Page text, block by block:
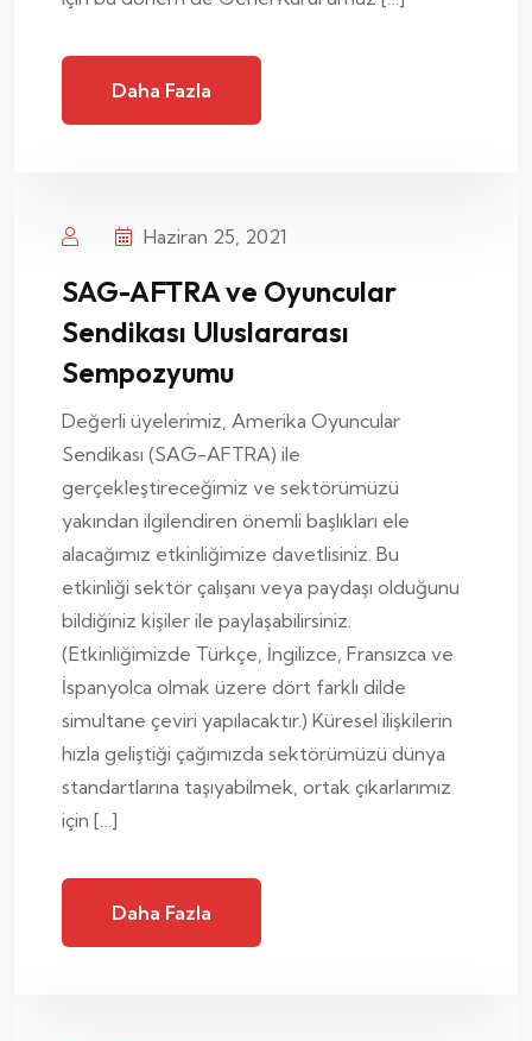
Daha Fazla
Haziran 25, 2021
SAG-AFTRA ve Oyuncular
Sendikası Uluslararası
Sempozyumu
Değerli üyelerimiz, Amerika Oyuncular
Sendikası (SAG-AFTRA) ile
gerçekleştireceğimiz ve sektörümüzü
yakından ilgilendiren önemli başlıkları ele
alacağımız etkinliğimize davetlisiniz. Bu
etkinliği sektör çalışanı veya paydaşı olduğunu
bildiğiniz kişiler ile paylaşabilirsiniz.
(Etkinliğimizde Türkçe, İngilizce, Fransızca ve
İspanyolca olmak üzere dört farklı dilde
simultane çeviri yapılacaktır.) Küresel ilişkilerin
hızla geliştiği çağımızda sektörümüzü dünya
standartlarına taşıyabilmek, ortak çıkarlarımız
için […]
Daha Fazla